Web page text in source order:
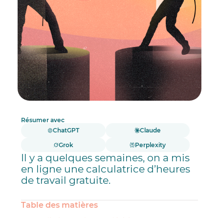
Résumer avec
ChatGPT
Claude
Grok
Perplexity
Il y a quelques semaines, on a mis
en ligne une calculatrice d’heures
de travail gratuite.
Table des matières